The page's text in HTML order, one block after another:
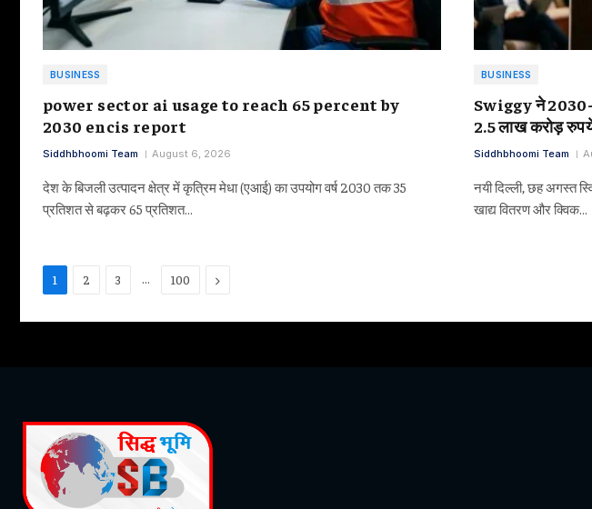
BUSINESS
power sector ai usage to reach 65 percent by
2030 encis report
Siddhbhoomi Team August 6, 2026
देश के बिजली उत्पादन क्षेत्र में कृत्रिम मेधा (एआई) का उपयोग वर्ष 2030 तक 35
प्रतिशत से बढ़कर 65 प्रतिशत…
BUSINESS
Swiggy ने
2.5 लाख करोड़
Siddhbhoomi Team
नयी दिल्ली, छह अगस्त
खाद्य वितरण और क्विक…
1 2 3 … 100 Next